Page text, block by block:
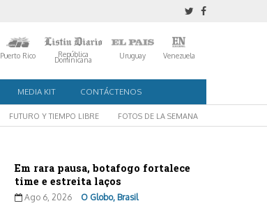
Puerto Rico República
Dominicana Uruguay Venezuela
MEDIA KIT CONTÁCTENOS
FUTURO Y TIEMPO LIBRE FOTOS DE LA SEMANA
Em rara pausa, botafogo fortalece
time e estreita laços
Ago 6, 2026 O Globo, Brasil